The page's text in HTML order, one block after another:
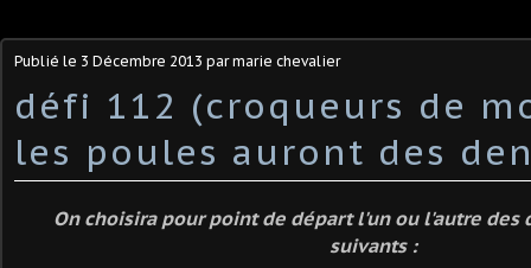
Publié le 3 Décembre 2013 par marie chevalier
défi 112 (croqueurs de
les poules auront des
On choisira pour point de départ l'un ou l'autre des
suivants :